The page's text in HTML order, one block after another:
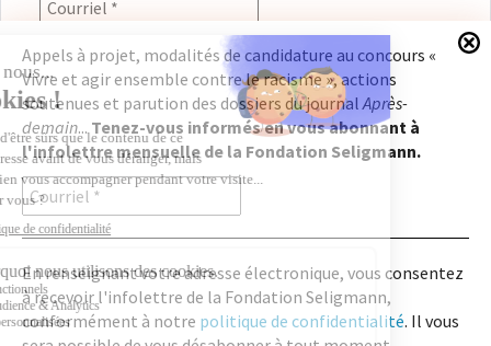
En renseignant votre adresse électronique, vous
consentez à recevoir l'infolettre de la Fondation
Seligmann, conformément à notrepolitique de
confidentialité. Il vous sera possible de vous
désabonner à tout moment.
Copyright © 2026Fondation Seligmann|Mentions légales|Crédits
Fondation Seligmann
Journal Après-demain
Appels à projet, modalités de candidature au concours «
Vivre et agir ensemble contre le racisme », actions
soutenues et parution des dossiers du journalAprès-
demain...Tenez-vous informés en vous abonnant à
l'infolettre mensuelle de la Fondation Seligmann.
En renseignant votre adresse électronique, vous consentez
à recevoir l'infolettre de la Fondation Seligmann,
conformément à notre politique de confidentialité. Il vous